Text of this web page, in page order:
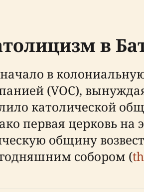
в
в
(VOC),
католической
первая церковь
общину
собором (